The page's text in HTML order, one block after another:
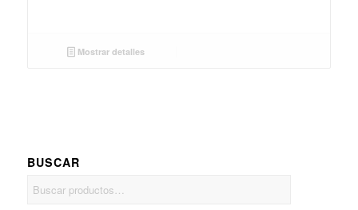
Mostrar detalles
BUSCAR